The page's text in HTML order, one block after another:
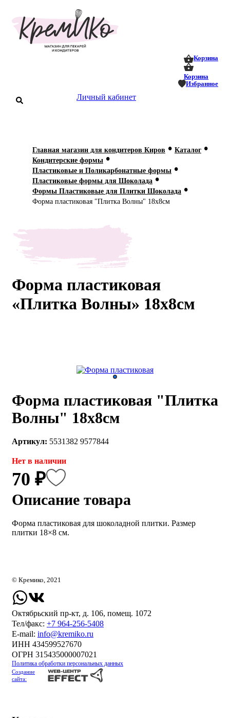
Корзина
Корзина
Избранное
Личный кабинет
Мастер-
классы
звонок
Главная магазин для кондитеров Киров • Каталог •
Кондитерские формы •
Пластиковые и Поликарбонатные формы •
Пластиковые формы для Шоколада •
Формы Пластиковые для Плитки Шоколада •
Форма пластиковая "Плитка Волны" 18х8см
Форма пластиковая
«Плитка Волны» 18х8см
Форма пластиковая "Плитка
Волны" 18х8см
Артикул: 5531382 9577844
Нет в наличии
70 ₽
Описание товара
Форма пластиковая для шоколадной плитки. Размер
плитки 18×8 см.
© Кремико, 2021
Октябрьский пр-кт, д. 106, помещ. 1072
Тел/факс: +7 964-256-5408
Е-mail: info@kremiko.ru
ИНН 434599527670
ОГРН 315435000007021
Политика обработки персональных данных
Создание
сайта: